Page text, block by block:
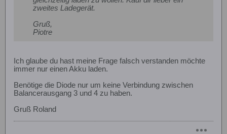
zweites Ladegerät.
Gruß,
Piotre
Ich glaube du hast meine Frage falsch verstanden möchte
immer nur einen Akku laden.
Benötige die Diode nur um keine Verbindung zwischen
Balancerausgang 3 und 4 zu haben.
Gruß Roland